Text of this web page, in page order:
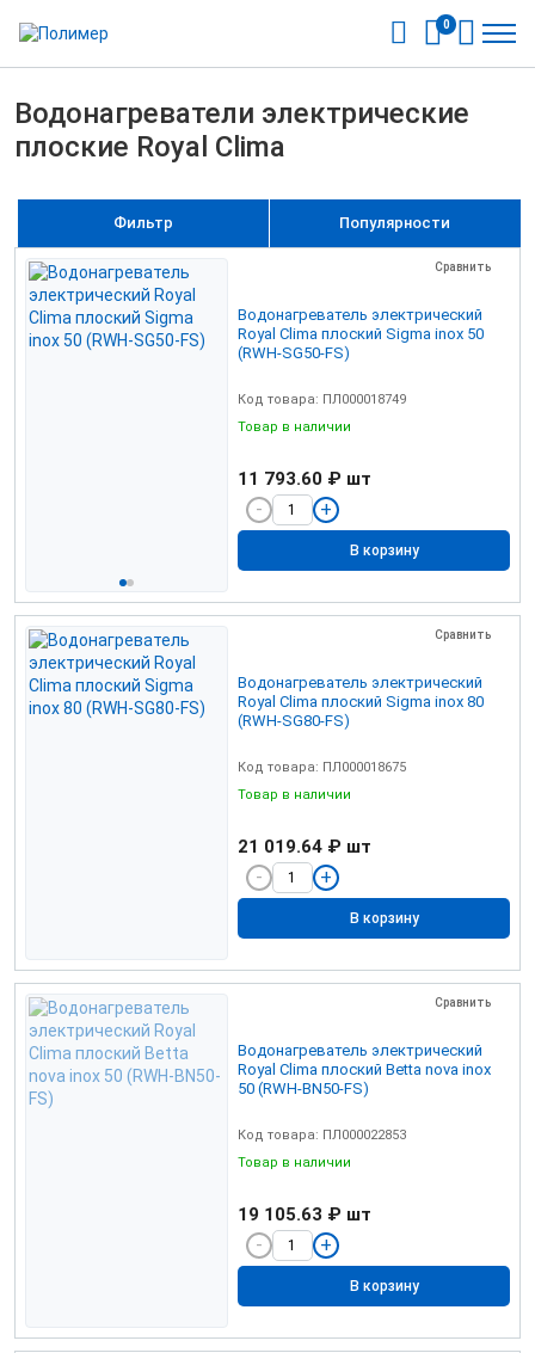
0
Водонагреватели электрические
плоские Royal Clima
Популярности
Фильтр
Сравнить
Водонагреватель электрический
Royal Clima плоский Sigma inox 50
(RWH-SG50-FS)
Код товара: ПЛ000018749
Товар в наличии
11 793.60 ₽ шт
В корзину
Сравнить
Водонагреватель электрический
Royal Clima плоский Sigma inox 80
(RWH-SG80-FS)
Код товара: ПЛ000018675
Товар в наличии
21 019.64 ₽ шт
В корзину
Сравнить
Водонагреватель электрический
Royal Clima плоский Betta nova inox
50 (RWH-BN50-FS)
Код товара: ПЛ000022853
Товар в наличии
19 105.63 ₽ шт
В корзину